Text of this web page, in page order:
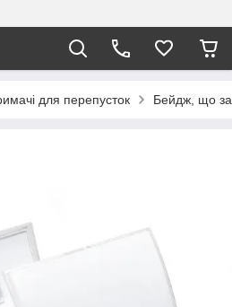
для перепусток Бейдж, що